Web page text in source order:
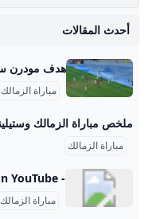
أحدث المقالات
مباراة الزمالك
مباراة الزمالك
مباراة الزمالك